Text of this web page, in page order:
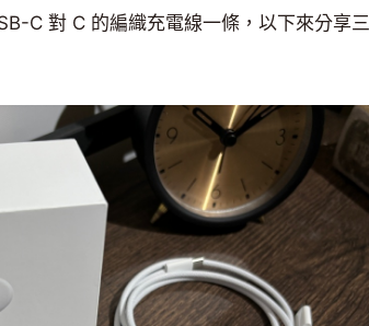
C 對 C 的編織充電線一條，以下來分享三